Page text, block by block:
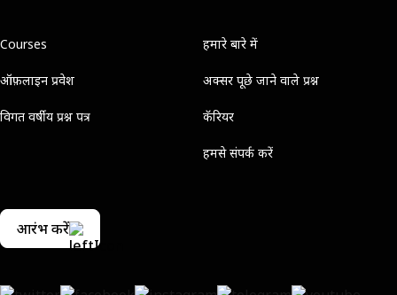
Courses
ऑफ़लाइन प्रवेश
विगत वर्षीय प्रश्न पत्र
हमारे बारे में
अक्सर पूछे जाने वाले प्रश्न
कॅरियर
हमसे संपर्क करें
आरंभ करें